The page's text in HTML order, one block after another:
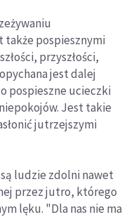
także pospiesznymi
przyszłości,
jest dalej
pospiesz­ne ucieczki
Jest takie
jutrzejszymi
ludzie zdolni nawet
przez jutro, którego
lęku. "Dla nas nie ma